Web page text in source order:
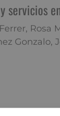
servicios
Rosa
Gonzalo,